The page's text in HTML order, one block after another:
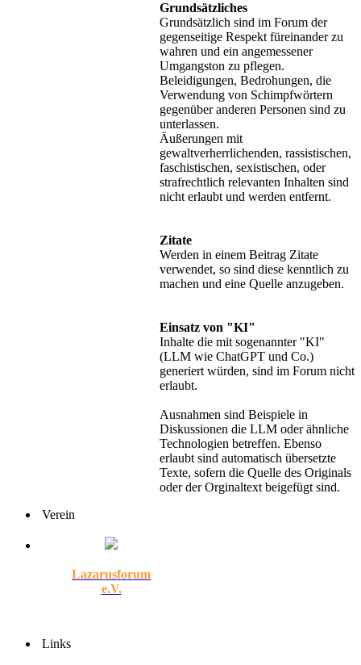
Grundsätzliches
Grundsätzlich sind im Forum der
gegenseitige Respekt füreinander zu
wahren und ein angemessener
Umgangston zu pflegen.
Beleidigungen, Bedrohungen, die
Verwendung von Schimpfwörtern
gegenüber anderen Personen sind zu
unterlassen.
Äußerungen mit
gewaltverherrlichenden, rassistischen,
faschistischen, sexistischen, oder
strafrechtlich relevanten Inhalten sind
nicht erlaubt und werden entfernt.
Zitate
Werden in einem Beitrag Zitate
verwendet, so sind diese kenntlich zu
machen und eine Quelle anzugeben.
Einsatz von "KI"
Inhalte die mit sogenannter "KI"
(LLM wie ChatGPT und Co.)
generiert würden, sind im Forum nicht
erlaubt.
Ausnahmen sind Beispiele in
Diskussionen die LLM oder ähnliche
Technologien betreffen. Ebenso
erlaubt sind automatisch übersetzte
Texte, sofern die Quelle des Originals
oder der Orginaltext beigefügt sind.
Verein
Lazarusforum
e.V.
Links